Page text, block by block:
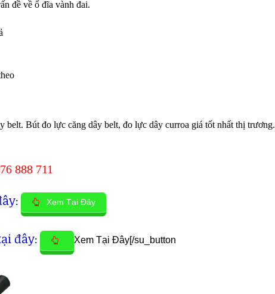
đề về ổ đĩa vành đai.
belt. Bút đo lực căng dây belt, đo lực dây curroa giá tốt nhất thị trương.
888 711
: Xem Tại Đây
đây: Xem Tại Đây[/su_button